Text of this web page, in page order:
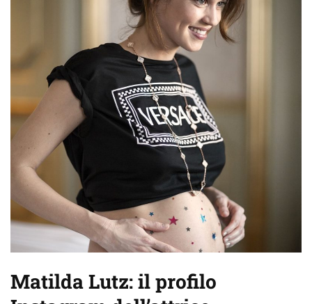
Matilda Lutz: il profilo